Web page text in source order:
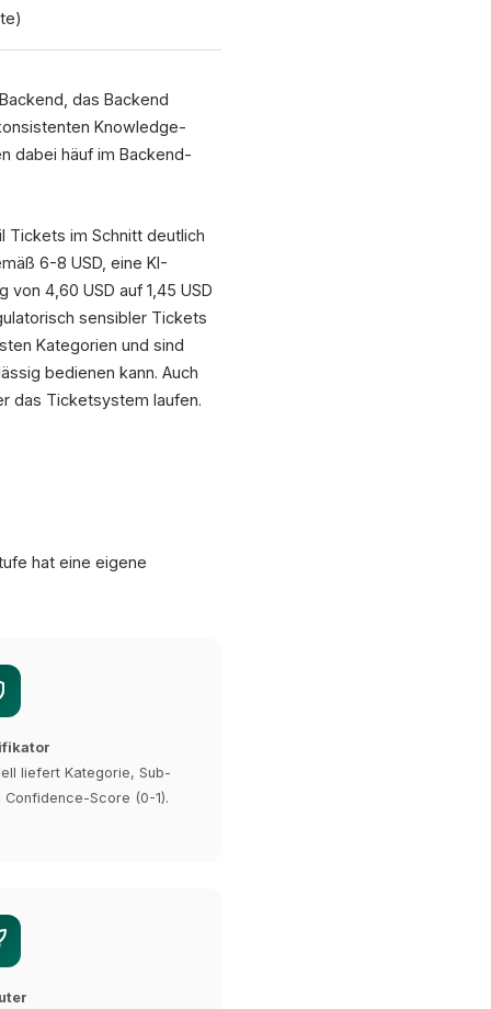
das Backend
Knowledge-
dabei häuf im Backend-
Tickets im Schnitt deutlich
6-8 USD, eine KI-
4,60 USD auf 1,45 USD
sensibler Tickets
Kategorien und sind
bedienen kann. Auch
das Ticketsystem laufen.
hat eine eigene
liefert Kategorie, Sub-
Confidence-Score (0-1).